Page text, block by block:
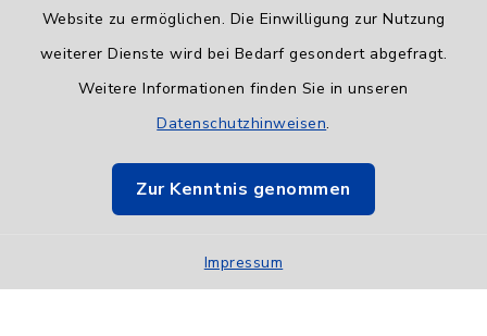
Website zu ermöglichen. Die Einwilligung zur Nutzung
weiterer Dienste wird bei Bedarf gesondert abgefragt.
Weitere Informationen finden Sie in unseren
Datenschutzhinweisen.
Zur Kenntnis genommen
Impressum
Barrierefreiheit
Impressum
Sitemap